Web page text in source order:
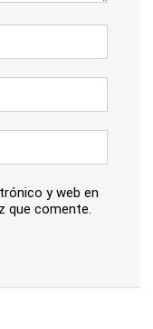
y web en
que comente.